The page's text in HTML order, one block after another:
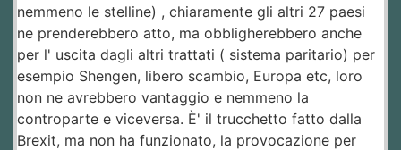
nemmeno le stelline) , chiaramente gli altri 27 paesi
ne prenderebbero atto, ma obbligherebbero anche
per l' uscita dagli altri trattati ( sistema paritario) per
esempio Shengen, libero scambio, Europa etc, loro
non ne avrebbero vantaggio e nemmeno la
controparte e viceversa. È' il trucchetto fatto dalla
Brexit, ma non ha funzionato, la provocazione per